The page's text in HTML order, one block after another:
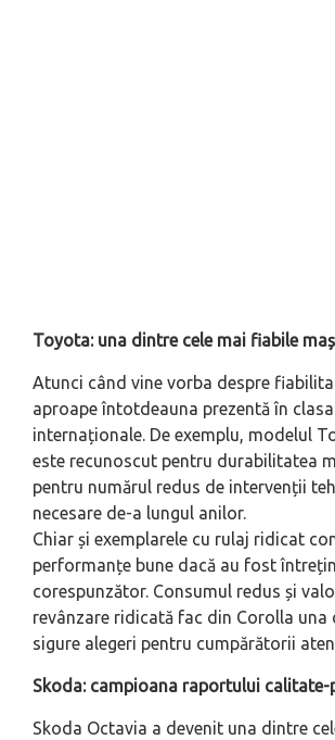
Toyota: una dintre cele mai fiabile
Atunci când vine vorba despre
aproape întotdeauna prezentă în
internaționale. De exemplu, modelul
este recunoscut pentru durabilitatea
pentru numărul redus de intervenții
necesare de-a lungul anilor.
Chiar și exemplarele cu rulaj ridicat
performanțe bune dacă au fost
corespunzător. Consumul redus și
revânzare ridicată fac din Corolla una
sigure alegeri pentru cumpărătorii
Skoda: campioana raportului calitate-
Skoda Octavia a devenit una dintre